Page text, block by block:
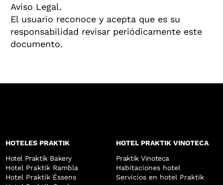
Aviso Legal.
El usuario reconoce y acepta que es su
responsabilidad revisar periódicamente este
documento.
HOTELES PRAKTIK
Hotel Praktik Bakery
Hotel Praktik Rambla
Hotel Praktik Èssens
HOTEL PRAKTIK VINOTECA
Praktik Vinoteca
Habitaciones hotel
Servicios en hotel Praktik